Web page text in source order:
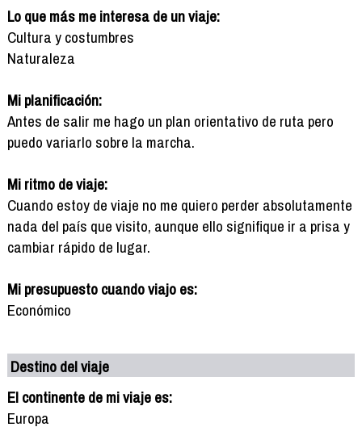
Lo que más me interesa de un viaje:
Cultura y costumbres
Naturaleza
Mi planificación:
Antes de salir me hago un plan orientativo de ruta pero
puedo variarlo sobre la marcha.
Mi ritmo de viaje:
Cuando estoy de viaje no me quiero perder absolutamente
nada del país que visito, aunque ello signifique ir a prisa y
cambiar rápido de lugar.
Mi presupuesto cuando viajo es:
Económico
Destino del viaje
El continente de mi viaje es:
Europa